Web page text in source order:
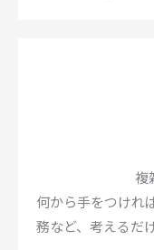
複
何から手をつけれ
務など、考えるだ